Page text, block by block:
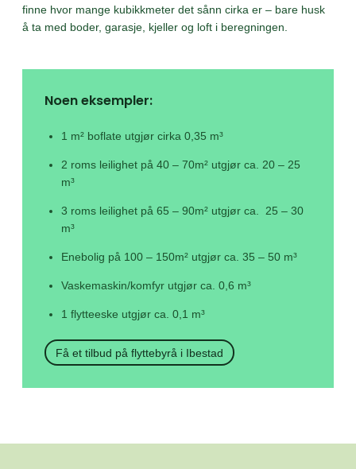
finne hvor mange kubikkmeter det sånn cirka er – bare husk
å ta med boder, garasje, kjeller og loft i beregningen.
Noen eksempler:
1 m² boflate utgjør cirka 0,35 m³
2 roms leilighet på 40 – 70m² utgjør ca. 20 – 25
m³
3 roms leilighet på 65 – 90m² utgjør ca. 25 – 30
m³
Enebolig på 100 – 150m² utgjør ca. 35 – 50 m³
Vaskemaskin/komfyr utgjør ca. 0,6 m³
1 flytteeske utgjør ca. 0,1 m³
Få et tilbud på flyttebyrå i Ibestad